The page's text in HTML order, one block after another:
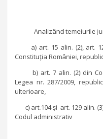
Analizând temeiurile
a) art. 15 alin. (2), art.
Constituția României,
b) art. 7 alin. (2) din
Legea nr. 287/2009,
ulterioare,
c) art.104 și art. 129 alin.
Codul administrativ